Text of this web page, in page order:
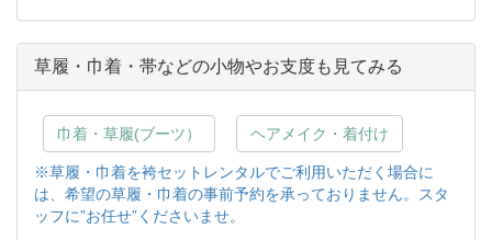
草履・巾着・帯などの小物やお支度も見てみる
巾着・草履(ブーツ） ヘアメイク・着付け
※草履・巾着を袴セットレンタルでご利用いただく場合に
は、希望の草履・巾着の事前予約を承っておりません。スタ
ッフに”お任せ”くださいませ。